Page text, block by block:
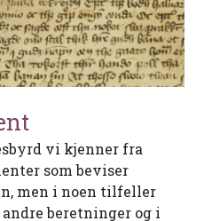
vi kjenner fra
som beviser
men i noen tilfeller
beretninger og i